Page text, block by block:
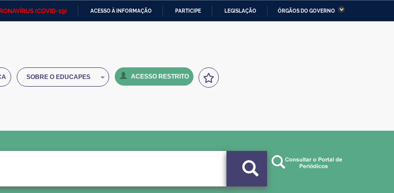
(COVID-19) ACESSO À INFORMAÇÃO PARTICIPE LEGISLAÇÃO ÓRGÃOS DO GOVERNO
Ministério das Relações
Ministério da Economia Ministério da Infraestrutura
SOBRE O EDUCAPES ACESSO RESTRITO